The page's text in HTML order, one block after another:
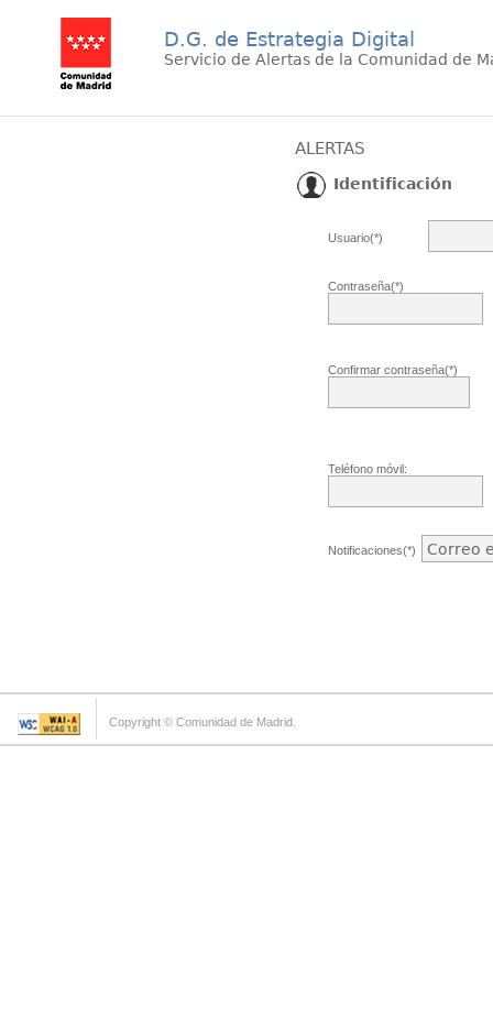
D.G. de Estrategia Digital
Servicio de Alertas de la Comunidad de
ALERTAS
Identificación
Usuario(*)
Contraseña(*)
Confirmar contraseña(*)
Teléfono móvil:
Notificaciones(*)
Copyright © Comunidad de Madrid.